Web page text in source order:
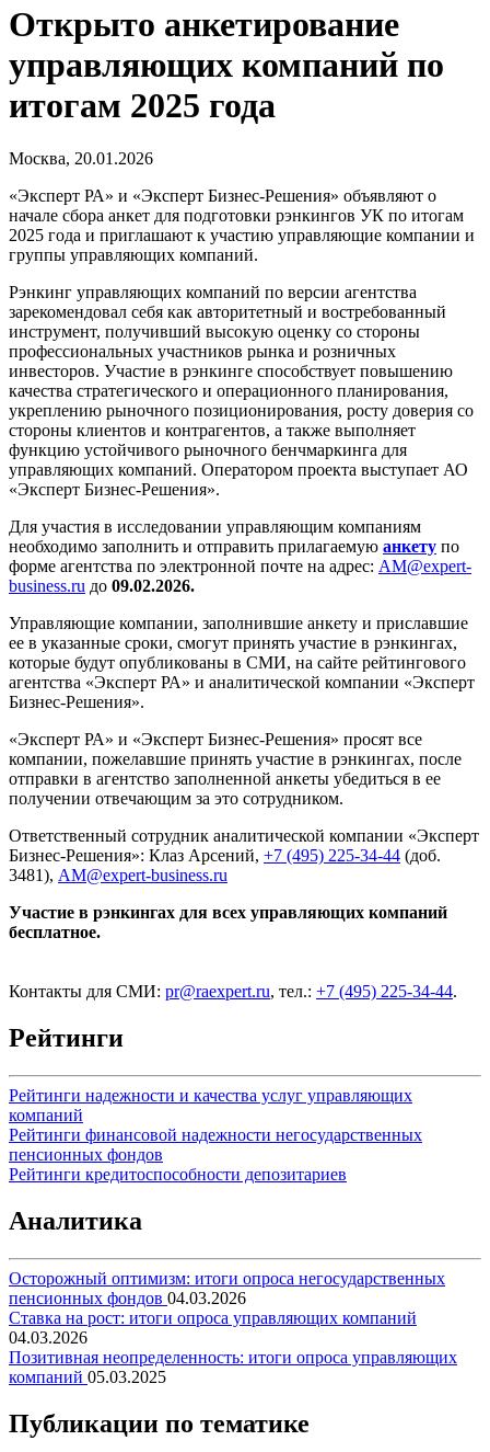
Открыто анкетирование
управляющих компаний по
итогам 2025 года
Москва, 20.01.2026
«Эксперт РА» и «Эксперт Бизнес-Решения» объявляют о
начале сбора анкет для подготовки рэнкингов УК по итогам
2025 года и приглашают к участию управляющие компании и
группы управляющих компаний.
Рэнкинг управляющих компаний по версии агентства
зарекомендовал себя как авторитетный и востребованный
инструмент, получивший высокую оценку со стороны
профессиональных участников рынка и розничных
инвесторов. Участие в рэнкинге способствует повышению
качества стратегического и операционного планирования,
укреплению рыночного позиционирования, росту доверия со
стороны клиентов и контрагентов, а также выполняет
функцию устойчивого рыночного бенчмаркинга для
управляющих компаний. Оператором проекта выступает АО
«Эксперт Бизнес-Решения».
Для участия в исследовании управляющим компаниям
необходимо заполнить и отправить прилагаемую анкету по
форме агентства по электронной почте на адрес: AM@expert-
business.ru до 09.02.2026.
Управляющие компании, заполнившие анкету и приславшие
ее в указанные сроки, смогут принять участие в рэнкингах,
которые будут опубликованы в СМИ, на сайте рейтингового
агентства «Эксперт РА» и аналитической компании «Эксперт
Бизнес-Решения».
«Эксперт РА» и «Эксперт Бизнес-Решения» просят все
компании, пожелавшие принять участие в рэнкингах, после
отправки в агентство заполненной анкеты убедиться в ее
получении отвечающим за это сотрудником.
Ответственный сотрудник аналитической компании «Эксперт
Бизнес-Решения»: Клаз Арсений, +7 (495) 225-34-44 (доб.
3481), AM@expert-business.ru
Участие в рэнкингах для всех управляющих компаний
бесплатное.
Контакты для СМИ: pr@raexpert.ru, тел.: +7 (495) 225-34-44.
Рейтинги
Рейтинги надежности и качества услуг управляющих
компаний
Рейтинги финансовой надежности негосударственных
пенсионных фондов
Рейтинги кредитоспособности депозитариев
Аналитика
Осторожный оптимизм: итоги опроса негосударственных
пенсионных фондов 04.03.2026
Ставка на рост: итоги опроса управляющих компаний
04.03.2026
Позитивная неопределенность: итоги опроса управляющих
компаний 05.03.2025
Публикации по тематике